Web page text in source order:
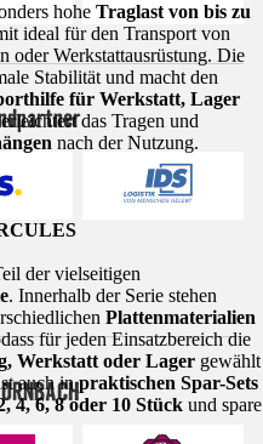
hohe Traglast von bis zu
ideal für den Transport von
oder Werkstattausrüstung. Die
Stabilität und macht den
für Werkstatt, Lager
das Tragen und
nach der Nutzung.
der vielseitigen
. Innerhalb der Serie stehen
Plattenmaterialien
für jeden Einsatzbereich die
Werkstatt oder Lager gewählt
auch inpraktischen Spar-Sets
4, 6, 8 oder 10 Stück und spare